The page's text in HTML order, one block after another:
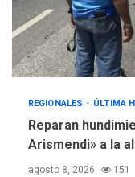
REGIONALES ÚLTIMA
Reparan
Arismendi» a la
agosto 8, 2026 151